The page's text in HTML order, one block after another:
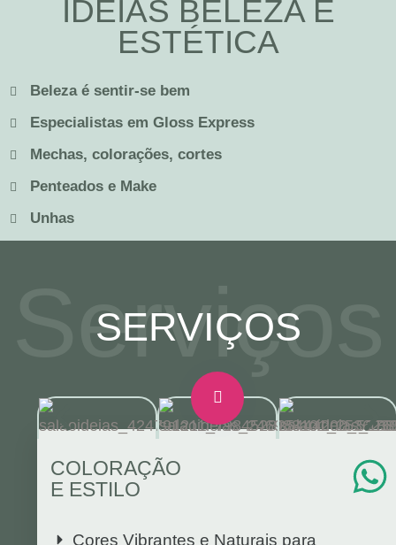
IDÉIAS BELEZA E
ESTÉTICA
Beleza é sentir-se bem
Especialistas em Gloss Express
Mechas, colorações, cortes
Penteados e Make
Unhas
Serviços
SERVIÇOS
COLORAÇÃO
E ESTILO
Cores Vibrantes e Naturais para